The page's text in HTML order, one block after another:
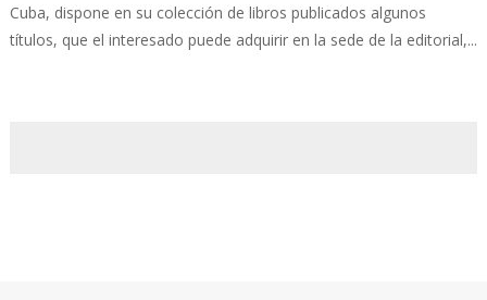
Cuba, dispone en su colección de libros publicados algunos
títulos, que el interesado puede adquirir en la sede de la editorial,...